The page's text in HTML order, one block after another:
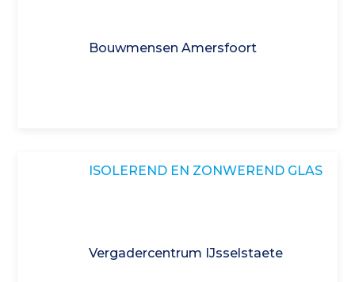
Bouwmensen Amersfoort
ISOLEREND EN ZONWEREND GLAS
Vergadercentrum IJsselstaete